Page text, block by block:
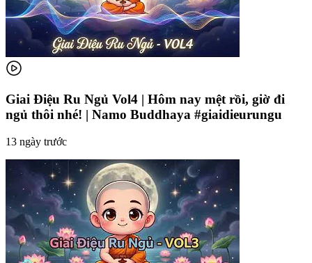
Giai Điệu Ru Ngủ Vol4 | Hôm nay mệt rồi, giờ đi
ngủ thôi nhé! | Namo Buddhaya #giaidieurungu
13 ngày trước